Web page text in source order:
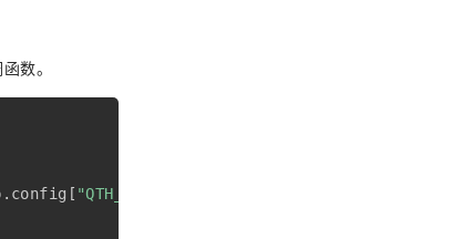
数。
. config [ "QTH_PRODUCT_SECRET"